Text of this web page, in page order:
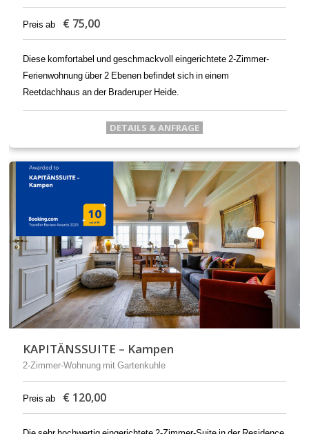
Preis ab € 75,00
Diese komfortabel und geschmackvoll eingerichtete 2-Zimmer-
Ferienwohnung über 2 Ebenen befindet sich in einem
Reetdachhaus an der Braderuper Heide.
DETAILS & ANFRAGE
KAPITÄNSSUITE – Kampen
2-Zimmer-Wohnung mit Gartenkuhle
Preis ab € 120,00